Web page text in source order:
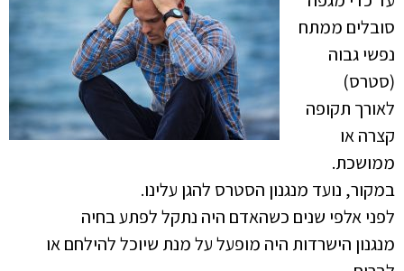
סובלים ממתח
נפשי גבוה
(סטרס)
לאורך תקופה
קצרה או
ממושכת.
במקור, נועד מנגנון הסטרס להגן עלינו.
לפני אלפי שנים כשהאדם היה נתקל לפתע בחיה
מנגנון הישרדות היה מופעל על מנת שיוכל להילחם או